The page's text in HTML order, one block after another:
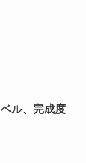
ル、完成度